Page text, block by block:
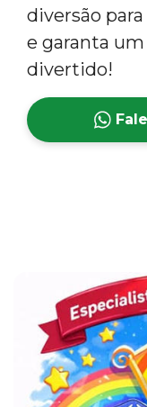
diversão
e garanta
divertido!